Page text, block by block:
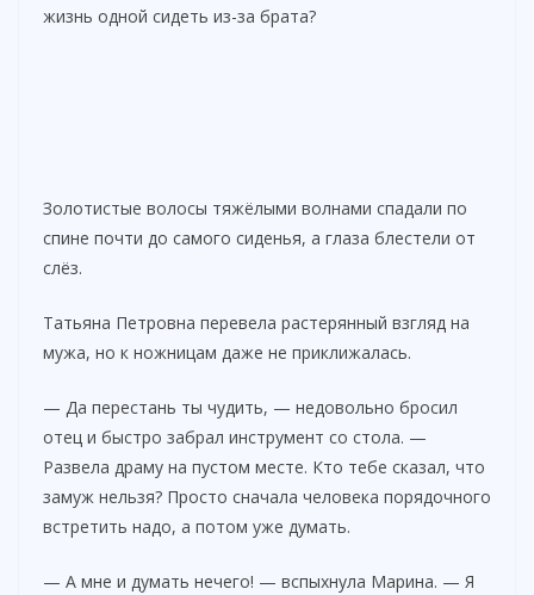
жизнь одной сидеть из-за брата?
Золотистые волосы тяжёлыми волнами спадали по
спине почти до самого сиденья, а глаза блестели от
слёз.
Татьяна Петровна перевела растерянный взгляд на
мужа, но к ножницам даже не приклижалась.
— Да перестань ты чудить, — недовольно бросил
отец и быстро забрал инструмент со стола. —
Развела драму на пустом месте. Кто тебе сказал, что
замуж нельзя? Просто сначала человека порядочного
встретить надо, а потом уже думать.
— А мне и думать нечего! — вспыхнула Марина. — Я